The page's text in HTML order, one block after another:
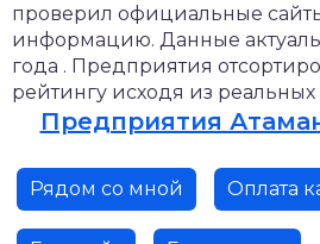
проверил официальные
информацию. Данные
года . Предприятия
рейтингу исходя из реальных
Предприятия
Рядом со мной Оплата